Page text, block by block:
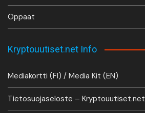
Oppaat
Kryptouutiset.net Info
Mediakortti (FI) / Media Kit (EN)
Tietosuojaseloste – Kryptouutiset.net